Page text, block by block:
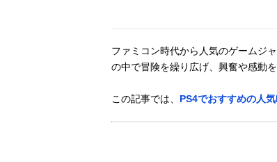
ファミコン時代から人気のゲームジ
の中で冒険を繰り広げ、興奮や感動
この記事では、 PS4でおすすめの人